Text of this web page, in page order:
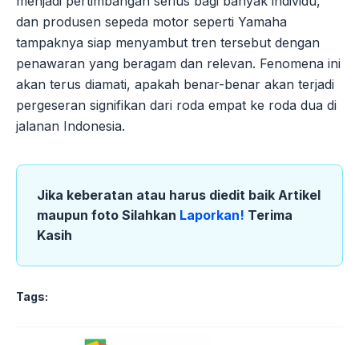
dan produsen sepeda motor seperti Yamaha
tampaknya siap menyambut tren tersebut dengan
penawaran yang beragam dan relevan. Fenomena ini
akan terus diamati, apakah benar-benar akan terjadi
pergeseran signifikan dari roda empat ke roda dua di
jalanan Indonesia.
Jika keberatan atau harus diedit baik Artikel
maupun foto Silahkan Laporkan! Terima
Kasih
Tags: